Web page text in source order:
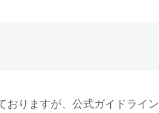
おりますが、公式ガイドライン